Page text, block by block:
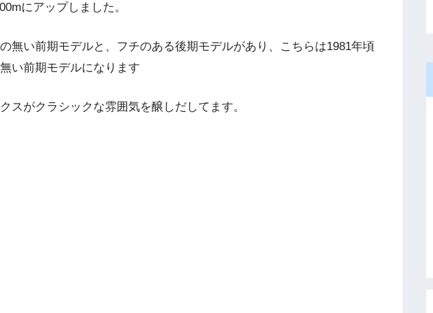
にアップしました。
無い前期モデルと、フチのある後期モデルがあり、こちらは1981年頃
い前期モデルになります
スがクラシックな雰囲気を醸しだしてます。